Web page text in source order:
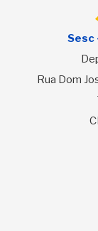
Sesc
Rua Dom